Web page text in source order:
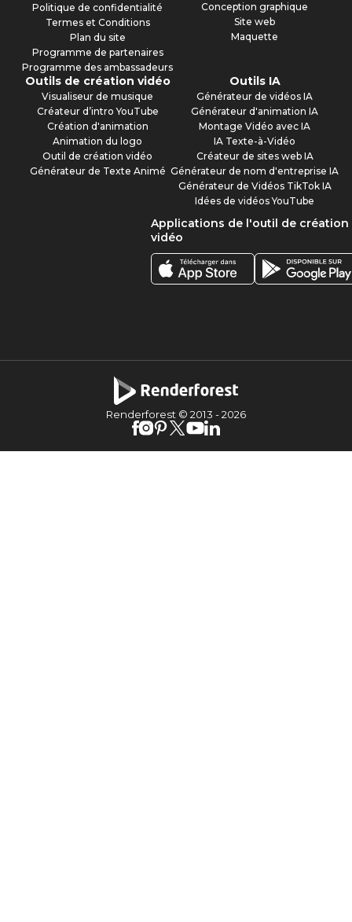
Politique de confidentialité
Termes et Conditions
Plan du site
Programme de partenaires
Programme des ambassadeurs
Conception graphique
Site web
Maquette
Outils de création vidéo
Visualiseur de musique
Créateur d’intro YouTube
Création d'animation
Animation du logo
Outil de création vidéo
Générateur de Texte Animé
Outils IA
Générateur de vidéos IA
Générateur d'animation IA
Montage Vidéo avec IA
IA Texte-à-Vidéo
Créateur de sites web IA
Générateur de nom d'entreprise IA
Générateur de Vidéos TikTok IA
Idées de vidéos YouTube
Applications de l'outil de création
vidéo
Renderforest © 2013 -2026